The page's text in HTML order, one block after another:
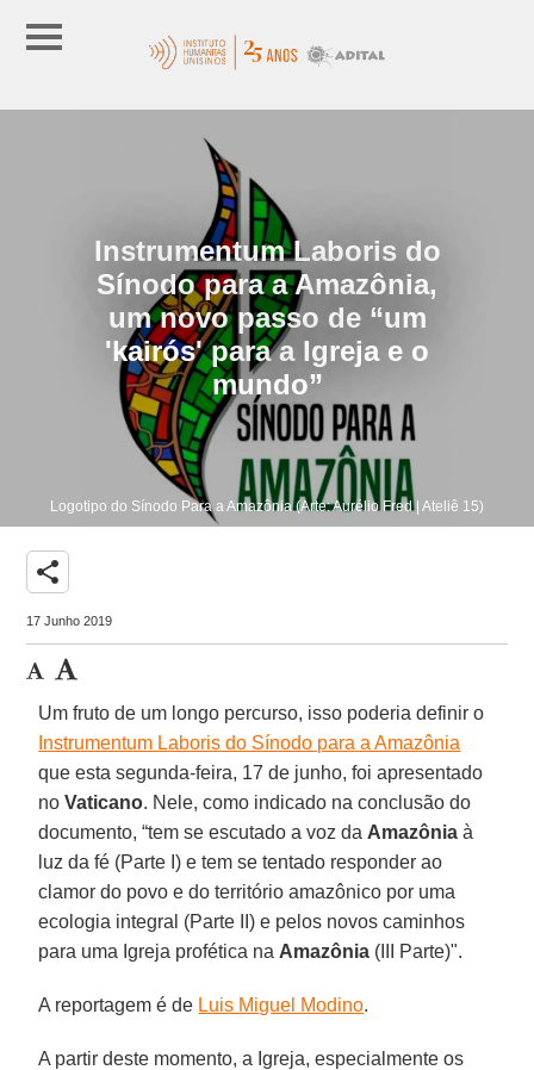
Instrumentum Laboris do
Sínodo para a Amazônia,
um novo passo de “um
'kairós' para a Igreja e o
mundo”
Logotipo do Sínodo Para a Amazônia (Arte: Aurélio Fred | Ateliê 15)
share
17 Junho 2019
Um fruto de um longo percurso, isso poderia definir o
Instrumentum Laboris do Sínodo para a Amazônia
que esta segunda-feira, 17 de junho, foi apresentado
noVaticano. Nele, como indicado na conclusão do
documento, “tem se escutado a voz da Amazônia à
luz da fé (Parte I) e tem se tentado responder ao
clamor do povo e do território amazônico por uma
ecologia integral (Parte II) e pelos novos caminhos
para uma Igreja profética na Amazônia (III Parte)".
A reportagem é de Luis Miguel Modino.
A partir deste momento, a Igreja, especialmente os